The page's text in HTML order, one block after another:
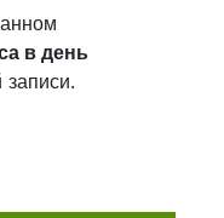
в день
записи.